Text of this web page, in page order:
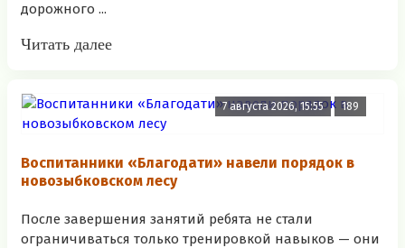
дорожного ...
Читать далее
7 августа 2026, 15:55 189
Воспитанники «Благодати» навели порядок в
новозыбковском лесу
После завершения занятий ребята не стали
ограничиваться только тренировкой навыков — они